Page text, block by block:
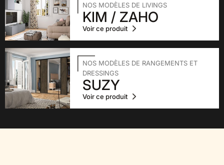
NOS MODÈLES DE LIVINGS
KIM / ZAHO
Voir ce produit
NOS MODÈLES DE RANGEMENTS ET
DRESSINGS
SUZY
Voir ce produit